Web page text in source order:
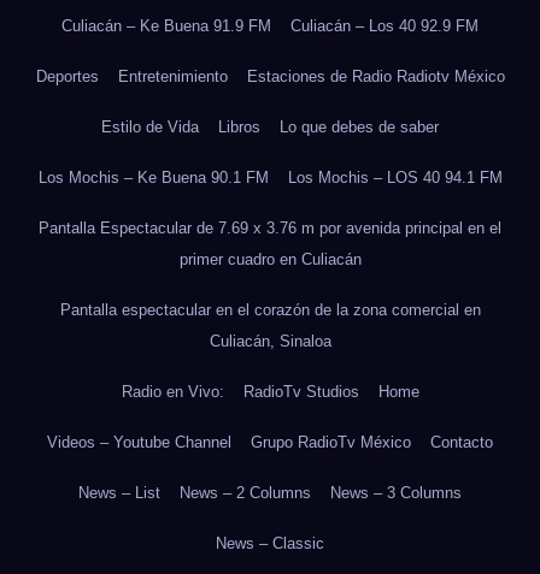
Culiacán – Ke Buena 91.9 FM Culiacán – Los 40 92.9 FM
Deportes Entretenimiento Estaciones de Radio Radiotv México
Estilo de Vida Libros Lo que debes de saber
Los Mochis – Ke Buena 90.1 FM Los Mochis – LOS 40 94.1 FM
Pantalla Espectacular de 7.69 x 3.76 m por avenida principal en el
primer cuadro en Culiacán
Pantalla espectacular en el corazón de la zona comercial en
Culiacán, Sinaloa
Radio en Vivo: RadioTv Studios Home
Videos – Youtube Channel Grupo RadioTv México Contacto
News – List News – 2 Columns News – 3 Columns
News – Classic